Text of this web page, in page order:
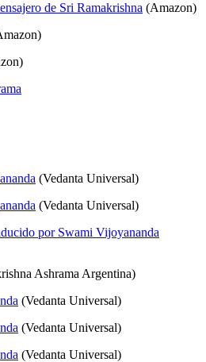
de Sri Ramakrishna (Amazon)
(Vedanta Universal)
(Vedanta Universal)
por Swami Vijoyananda
Ashrama Argentina)
(Vedanta Universal)
(Vedanta Universal)
(Vedanta Universal)